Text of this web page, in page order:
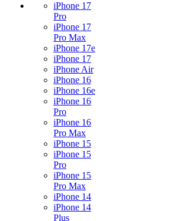
iPhone 17
Pro
iPhone 17
Pro Max
iPhone 17e
iPhone 17
iPhone Air
iPhone 16
iPhone 16e
iPhone 16
Pro
iPhone 16
Pro Max
iPhone 15
iPhone 15
Pro
iPhone 15
Pro Max
iPhone 14
iPhone 14
Plus